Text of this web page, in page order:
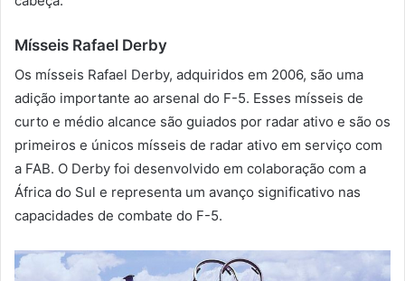
Mísseis Rafael Derby
Os mísseis Rafael Derby, adquiridos em 2006, são uma
adição importante ao arsenal do F-5. Esses mísseis de
curto e médio alcance são guiados por radar ativo e são os
primeiros e únicos mísseis de radar ativo em serviço com
a FAB. O Derby foi desenvolvido em colaboração com a
África do Sul e representa um avanço significativo nas
capacidades de combate do F-5.